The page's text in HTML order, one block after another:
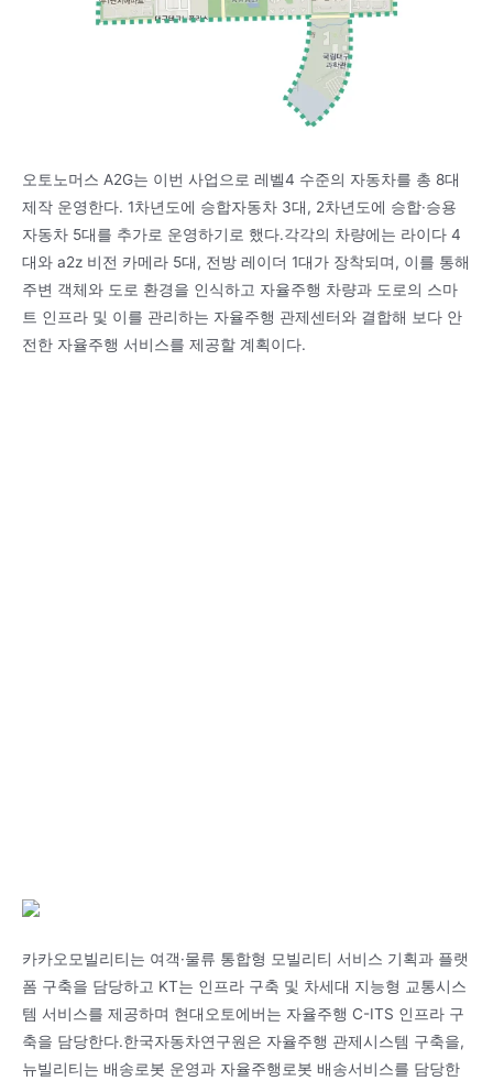
오토노머스 A2G는 이번 사업으로 레벨4 수준의 자동차를 총 8대
제작 운영한다. 1차년도에 승합자동차 3대, 2차년도에 승합·승용
자동차 5대를 추가로 운영하기로 했다.각각의 차량에는 라이다 4
대와 a2z 비전 카메라 5대, 전방 레이더 1대가 장착되며, 이를 통해
주변 객체와 도로 환경을 인식하고 자율주행 차량과 도로의 스마
트 인프라 및 이를 관리하는 자율주행 관제센터와 결합해 보다 안
전한 자율주행 서비스를 제공할 계획이다.
카카오모빌리티는 여객·물류 통합형 모빌리티 서비스 기획과 플랫
폼 구축을 담당하고 KT는 인프라 구축 및 차세대 지능형 교통시스
템 서비스를 제공하며 현대오토에버는 자율주행 C-ITS 인프라 구
축을 담당한다.한국자동차연구원은 자율주행 관제시스템 구축을,
뉴빌리티는 배송로봇 운영과 자율주행로봇 배송서비스를 담당한